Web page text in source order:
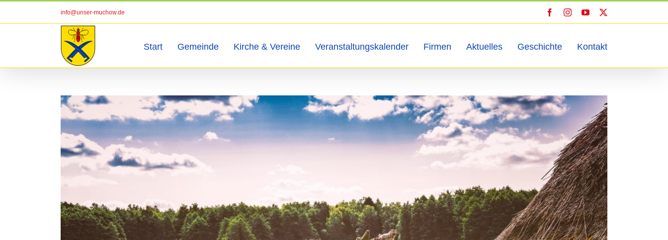
info@unser-muchow.de FacebookInstagramYouTube
Start Gemeinde Kirche & Vereine Veranstaltungskalender Firmen Aktuelles Geschichte Kontakt